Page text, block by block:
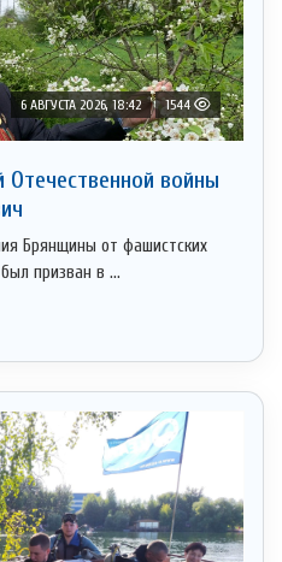
6 АВГУСТА 2026, 18:42 1544
Отечественной войны
Брянщины от фашистских
призван в ...